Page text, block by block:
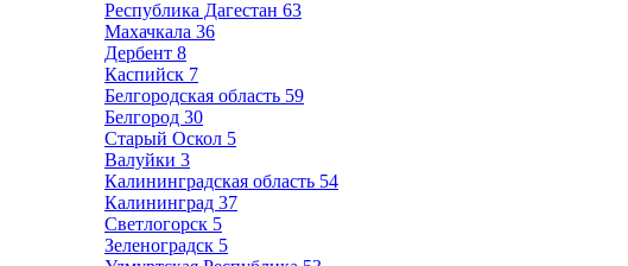
Республика Дагестан 63
Махачкала 36
Дербент 8
Каспийск 7
Белгородская область 59
Белгород 30
Старый Оскол 5
Валуйки 3
Калининградская область 54
Калининград 37
Светлогорск 5
Зеленоградск 5